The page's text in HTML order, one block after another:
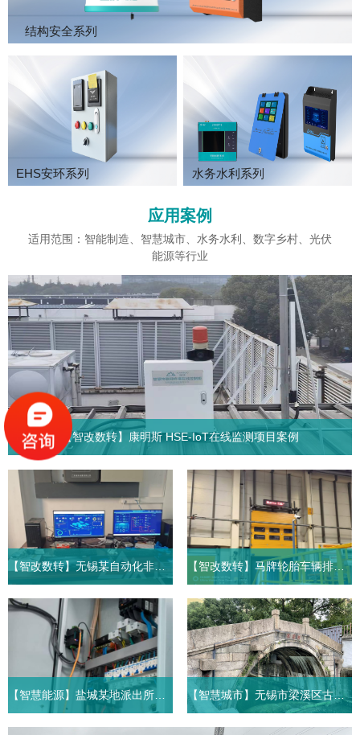
结构安全系列
EHS安环系列 水务水利系列
应用案例
适用范围：智能制造、智慧城市、水务水利、数字乡村、光伏
能源等行业
【智改数转】康明斯 HSE-IoT在线监测项目案例
前工厂环境监测的要求越来越高，很多污染导致的环境问题是无法
用金钱衡量，目前工厂HSE体系...
化问题加剧，“碳达峰、碳中
和”已成为各国应对气候危机
的核心战略。中国作为全球最
大的能源消费国与碳排放国，
2020年提出“2030年前碳...
【智改数转】马牌轮胎车辆排队叫号管理系统案例
公司为国内外客户提供轮胎产
品服务，保持着轮胎行业地
位，是世界上排名前列的轮胎
制造商。近年来，随着公司业
务量的不断扩大，成品仓库管
理也成...
【智慧能源】盐城某地派出所能耗智能化改造工程
案例背景盐城市某派出所启动
【智慧城市】无锡市梁溪区古树桥梁结构安全监测示范型项目
一、项目背景梁溪区桥梁数量